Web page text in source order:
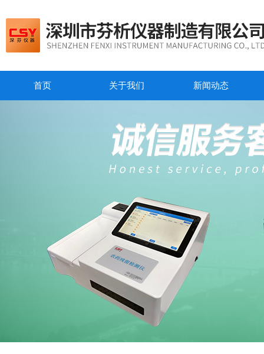
首页 关于我们 新闻动态